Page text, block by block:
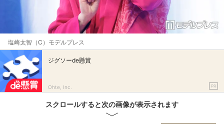
塩崎太智（C）モデルプレス
ジグソーde懸賞
Ohte, Inc. PR
スクロールすると次の画像が表示されます